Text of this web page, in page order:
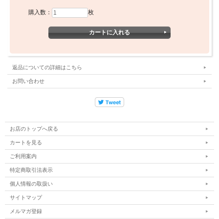
「アメリカ先住民の誇りをプリントに刻む、ロサンゼルス
「INDIGENOUS PROPERTY」の文字とネイティブアメリ
置。米綿の厚手生地にアメリカンラバーで刷ったインク
が、着込むほどに馴染んでいく。サーフスタイルにもスト
リートファッションにも対応する一枚。
スラッピーサプライ メンズ Tシャツ INDIGENOUS Teeの特
「INDIGENOUS PROPERTY（先住民の所有物）」という力強
いテキストをアーチ型のカレッジフォントで打ち抜き、中央に
ネイティブアメリカンのチーフの顔を配したフロントプリン
ト。ネイビーには白、ホワイトには赤のインクで刷られてお
り、配色のコントラストが際立つ。
生地は米綿（アメリカンコットン）を使ったSLOPPY SUPPLY
オリジナルの厚手素材。ロサンゼルスの縫製工場でブラインド
購入数： 枚
返品についての詳細はこちら
お問い合わせ
お店のトップへ戻る
カートを見る
ご利用案内
特定商取引法表示
個人情報の取扱い
サイトマップ
メルマガ登録